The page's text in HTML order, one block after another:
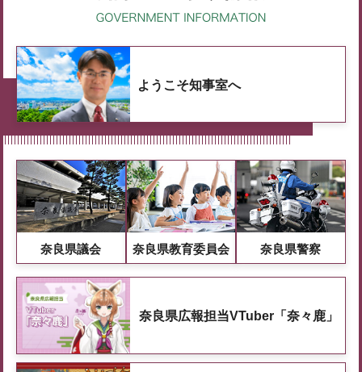
ようこそ知事室へ
奈良県議会 奈良県教育委員会 奈良県警察
奈良県広報担当VTuber「奈々鹿」